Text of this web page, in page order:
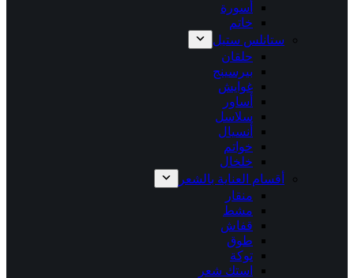
أسورة
خاتم
ستانلس ستيل
حلقان
بيرسينج
غوايش
أساور
سلاسل
أنسيال
خواتم
خلخال
أقسام العناية بالشعر
منقار
مشط
قفاش
طوق
توكة
استك شعر